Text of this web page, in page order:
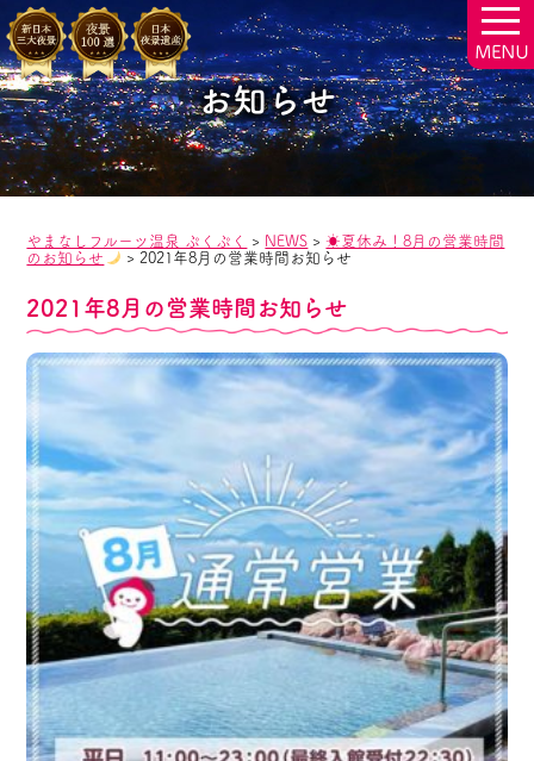
お知らせ
やまなしフルーツ温泉 ぷくぷく > NEWS >☀夏休み！8月の営業時間
のお知らせ
> 2021年8月の営業時間お知らせ
2021年8月の営業時間お知らせ